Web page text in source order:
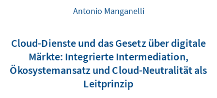
Antonio Manganelli
Cloud-Dienste und das Gesetz über digitale
Märkte: Integrierte Intermediation,
Ökosystemansatz und Cloud-Neutralität als
Leitprinzip